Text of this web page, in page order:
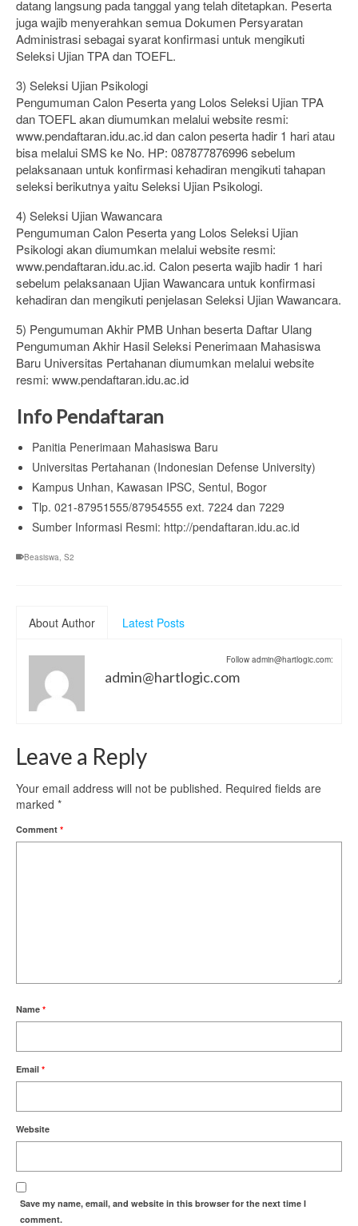
datang langsung pada tanggal yang telah ditetapkan. Peserta
juga wajib menyerahkan semua Dokumen Persyaratan
Administrasi sebagai syarat konfirmasi untuk mengikuti
Seleksi Ujian TPA dan TOEFL.
3) Seleksi Ujian Psikologi
Pengumuman Calon Peserta yang Lolos Seleksi Ujian TPA
dan TOEFL akan diumumkan melalui website resmi:
www.pendaftaran.idu.ac.id dan calon peserta hadir 1 hari atau
bisa melalui SMS ke No. HP: 087877876996 sebelum
pelaksanaan untuk konfirmasi kehadiran mengikuti tahapan
seleksi berikutnya yaitu Seleksi Ujian Psikologi.
4) Seleksi Ujian Wawancara
Pengumuman Calon Peserta yang Lolos Seleksi Ujian
Psikologi akan diumumkan melalui website resmi:
www.pendaftaran.idu.ac.id. Calon peserta wajib hadir 1 hari
sebelum pelaksanaan Ujian Wawancara untuk konfirmasi
kehadiran dan mengikuti penjelasan Seleksi Ujian Wawancara.
5) Pengumuman Akhir PMB Unhan beserta Daftar Ulang
Pengumuman Akhir Hasil Seleksi Penerimaan Mahasiswa
Baru Universitas Pertahanan diumumkan melalui website
resmi: www.pendaftaran.idu.ac.id
Info Pendaftaran
Panitia Penerimaan Mahasiswa Baru
Universitas Pertahanan (Indonesian Defense University)
Kampus Unhan, Kawasan IPSC, Sentul, Bogor
Tlp. 021-87951555/87954555 ext. 7224 dan 7229
Sumber Informasi Resmi: http://pendaftaran.idu.ac.id
Beasiswa S2
About Author Latest Posts
Follow admin@hartlogic.com:
admin@hartlogic.com
Leave a Reply
Your email address will not be published. Required fields are
marked *
Comment *
Name *
Email *
Website
Save my name, email, and website in this browser for the next time I
comment.